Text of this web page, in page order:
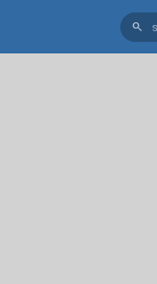
search